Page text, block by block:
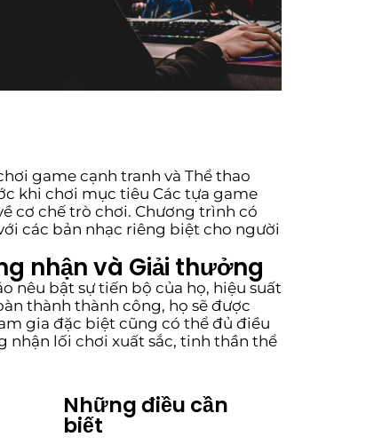
game cạnh tranh và Thể thao
khi chơi mục tiêu Các tựa game
cơ chế trò chơi. Chương trình có
các bản nhạc riêng biệt cho người
nhận và Giải thưởng
nêu bật sự tiến bộ của họ, hiệu suất
thành thành công, họ sẽ được
gia đặc biệt cũng có thể đủ điều
nhận lối chơi xuất sắc, tinh thần thể
Những điều cần
biết